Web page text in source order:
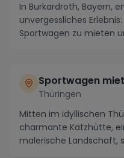
In Burkardroth, Bayern,
unvergessliches
Sportwagen zu mieten
Sportwagen
Thüringen
Mitten im idyllischen
charmante Katzhütte,
malerische Landschaft,